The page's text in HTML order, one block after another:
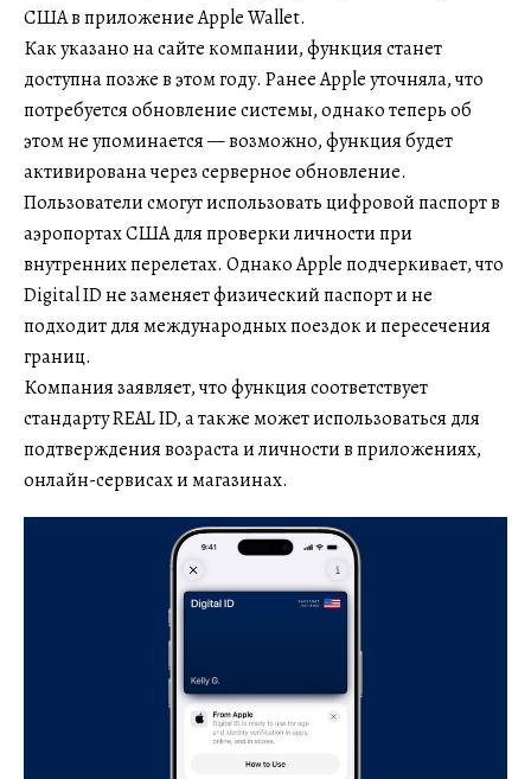
США в приложение Apple Wallet.
Как указано на сайте компании, функция станет
доступна позже в этом году. Ранее Apple уточняла, что
потребуется обновление системы, однако теперь об
этом не упоминается — возможно, функция будет
активирована через серверное обновление.
Пользователи смогут использовать цифровой паспорт в
аэропортах США для проверки личности при
внутренних перелетах. Однако Apple подчеркивает, что
Digital ID не заменяет физический паспорт и не
подходит для международных поездок и пересечения
границ.
Компания заявляет, что функция соответствует
стандарту REAL ID, а также может использоваться для
подтверждения возраста и личности в приложениях,
онлайн-сервисах и магазинах.